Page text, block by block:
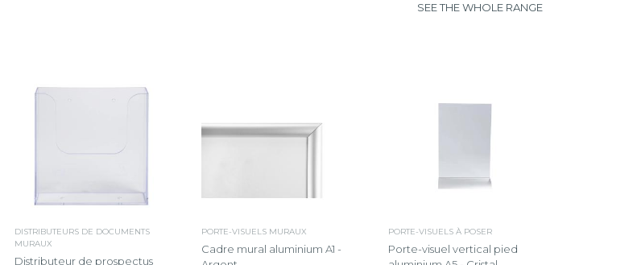
SEE THE WHOLE RANGE
DISTRIBUTEURS DE DOCUMENTS
MURAUX
Distributeur de prospectus
PORTE-VISUELS MURAUX
Cadre mural aluminium A1 -
PORTE-VISUELS À POSER
Porte-visuel vertical pied